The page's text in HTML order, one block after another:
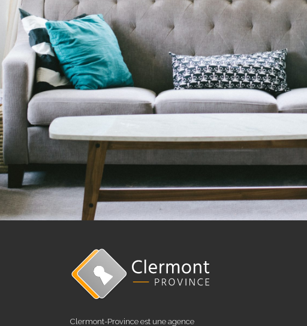
Clermont-Province est une agence